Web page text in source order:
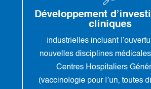
Développement
cliniques
industrielles incluant
nouvelles disciplines
Centres Hospitaliers
(vaccinologie pour l’un, toutes